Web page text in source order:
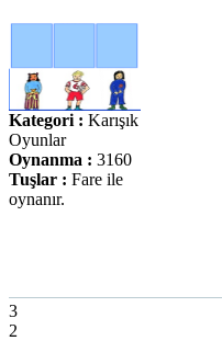
Kategori : Karışık
Oyunlar
Oynanma : 3160
Tuşlar : Fare ile
oynanır.
3
2